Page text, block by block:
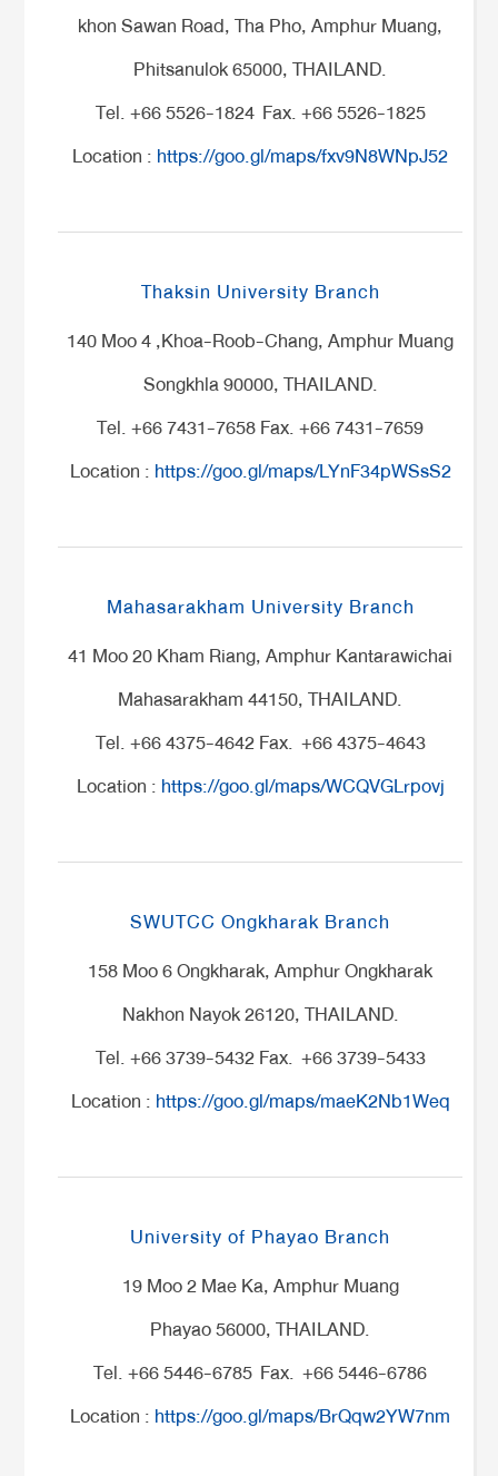
khon Sawan Road, Tha Pho, Amphur Muang,
Phitsanulok 65000, THAILAND.
Tel. +66 5526-1824 Fax. +66 5526-1825
Location : https://goo.gl/maps/fxv9N8WNpJ52
Thaksin University Branch
140 Moo 4 ,Khoa-Roob-Chang, Amphur Muang
Songkhla 90000, THAILAND.
Tel. +66 7431-7658 Fax. +66 7431-7659
Location : https://goo.gl/maps/LYnF34pWSsS2
Mahasarakham University Branch
41 Moo 20 Kham Riang, Amphur Kantarawichai
Mahasarakham 44150, THAILAND.
Tel. +66 4375-4642 Fax. +66 4375-4643
Location : https://goo.gl/maps/WCQVGLrpovj
SWUTCC Ongkharak Branch
158 Moo 6 Ongkharak, Amphur Ongkharak
Nakhon Nayok 26120, THAILAND.
Tel. +66 3739-5432 Fax. +66 3739-5433
Location : https://goo.gl/maps/maeK2Nb1Weq
University of Phayao Branch
19 Moo 2 Mae Ka, Amphur Muang
Phayao 56000, THAILAND.
Tel. +66 5446-6785 Fax. +66 5446-6786
Location : https://goo.gl/maps/BrQqw2YW7nm